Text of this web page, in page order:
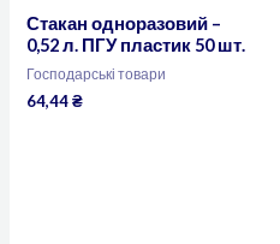
Стакан одноразовий –
0,52 л. ПГУ пластик 50 шт.
Господарські товари
64,44₴